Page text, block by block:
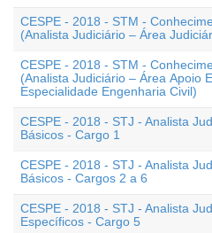
CESPE - 2018 - STM -
(Analista Judiciário – Área
CESPE - 2018 - STM -
(Analista Judiciário – Área Apoio
Especialidade Engenharia Civil)
CESPE - 2018 - STJ - Analista
Básicos - Cargo 1
CESPE - 2018 - STJ - Analista
Básicos - Cargos 2 a 6
CESPE - 2018 - STJ - Analista
Específicos - Cargo 5